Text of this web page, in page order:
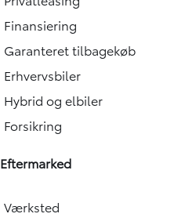
Finansiering
Garanteret tilbagekøb
Erhvervsbiler
Hybrid og elbiler
Forsikring
Eftermarked
Værksted